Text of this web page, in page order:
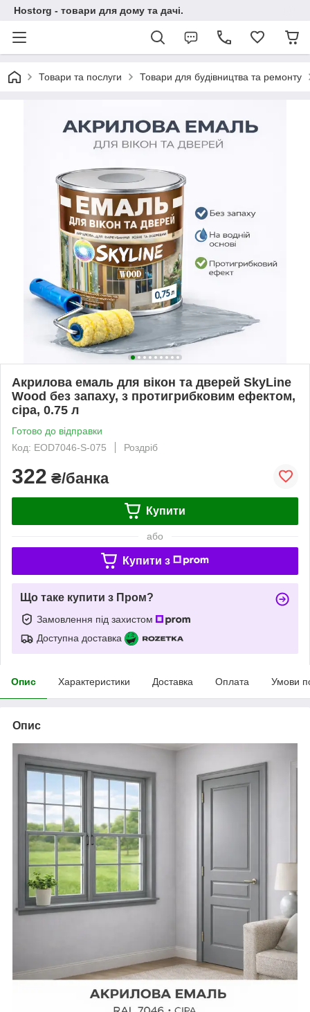
Hostorg - товари для дому та дачі.
Товари та послуги Товари для будівництва та ремонту
Акрилова емаль для вікон та дверей SkyLine
Wood без запаху, з протигрибковим ефектом,
сіра, 0.75 л
Готово до відправки
Код: EOD7046-S-075
Роздріб
322 ₴/банка
Купити
або
Купити з
Що таке купити з Пром?
Замовлення під захистом
Доступна доставка
Опис Характеристики Доставка Оплата Умови
Опис